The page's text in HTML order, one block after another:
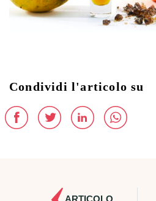
Condividi l'articolo su
ARTICOLO